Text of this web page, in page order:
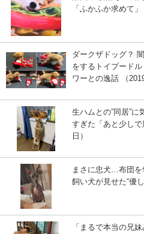
「ふかふか求めて
ダークザドッグ？
をするトイプード
ワーとの逸話 （
生ハムとの”同居”
すぎた「あと少し
日）
まさに忠犬…布団を
飼い犬が見せた“優
「まるで本当の兄